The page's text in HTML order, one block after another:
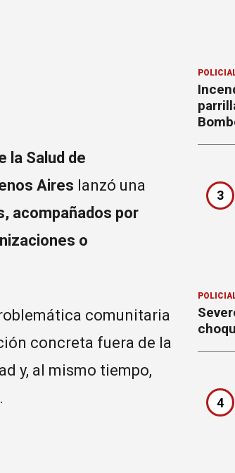
la Salud de
Aires lanzó una
acompañados por
o
comunitaria
concreta fuera de la
y, al mismo tiempo,
3
4